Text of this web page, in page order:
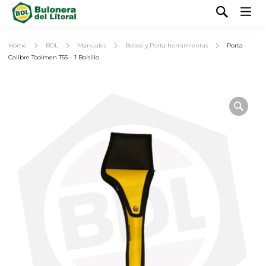
Home BDL Manuales Bolsos y Porta herramientas
Porta
Calibre Toolmen T55 – 1 Bolsillo